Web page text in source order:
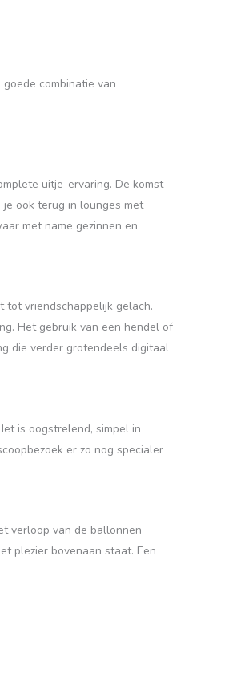
combinatie van
uitje-ervaring. De komst
ook terug in lounges met
met name gezinnen en
tot vriendschappelijk gelach.
Het gebruik van een hendel of
die verder grotendeels digitaal
is oogstrelend, simpel in
er zo nog specialer
verloop van de ballonnen
plezier bovenaan staat. Een